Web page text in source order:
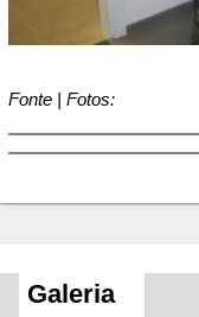
Fonte | Fotos:
Galeria